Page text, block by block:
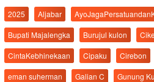
2025 Aljabar
Bupati Majalengka
Burujul kulon
CintaKebhinekaan
Cipaku Cirebon
eman suherman
Galian C Gunung